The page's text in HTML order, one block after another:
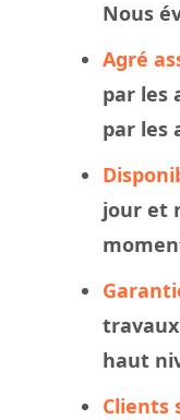
Nous
Agré
par les
par les
jour et
haut
Clients